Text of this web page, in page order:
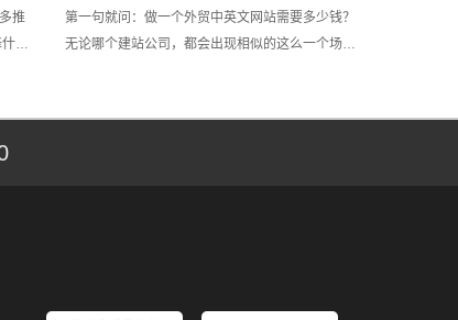
推
第一句就问：做一个外贸中英文网站需要多少钱？
无论哪个建站公司，都会出现相似的这么一个场
何与甲方沟通和跟进，甲方始终认为你们家贵了，